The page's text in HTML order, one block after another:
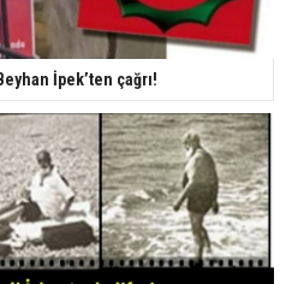
İpek’ten çağrı!